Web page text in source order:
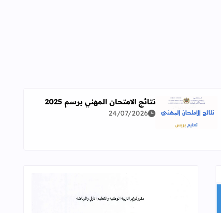
معمقة للوضعيات المهنية وفق آخر توصيف
اقرأ المزيد عن نتائج الامتحان المهني برسم 2025
نتائج الامتحان المهني برسم 2025
24/07/2026